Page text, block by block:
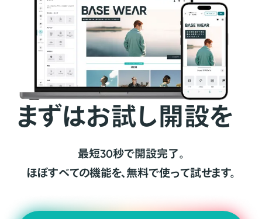
まずはお試し開設を
最短30秒で開設完了。
ほぼすべての機能を、無料で使って試せます。